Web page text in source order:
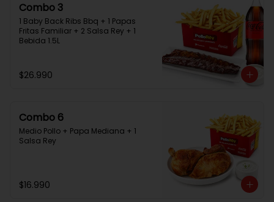
Combo 3
1 Baby Back Ribs Bbq + 1 Papas
Fritas Familiar + 2 Salsa Rey + 1
Bebida 1.5L
$26.990
Combo 6
Medio Pollo + Papa Mediana + 1
Salsa Rey
$16.990